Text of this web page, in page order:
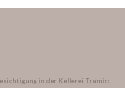
in der Kellerei Tramin: